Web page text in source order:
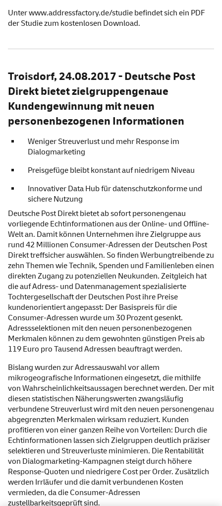
Unterwww.addressfactory.de/studie befindet sich ein PDF
der Studie zum kostenlosen Download.
Troisdorf, 24.08.2017 - Deutsche Post
Direkt bietet zielgruppengenaue
Kundengewinnung mit neuen
personenbezogenen Informationen
Weniger Streuverlust und mehr Response im
Dialogmarketing
Preisgefüge bleibt konstant auf niedrigem Niveau
Innovativer Data Hub für datenschutzkonforme und
sichere Nutzung
Deutsche Post Direkt bietet ab sofort personengenau
vorliegende Echtinformationen aus der Online- und Offline-
Welt an. Damit können Unternehmen ihre Zielgruppe aus
rund 42 Millionen Consumer-Adressen der Deutschen Post
Direkt treffsicher auswählen. So finden Werbungtreibende zu
zehn Themen wie Technik, Spenden und Familienleben einen
direkten Zugang zu potenziellen Neukunden. Zeitgleich hat
die auf Adress- und Datenmanagement spezialisierte
Tochtergesellschaft der Deutschen Post ihre Preise
kundenorientiert angepasst: Der Basispreis für die
Consumer-Adressen wurde um 30 Prozent gesenkt.
Adressselektionen mit den neuen personenbezogenen
Merkmalen können zu dem gewohnten günstigen Preis ab
119 Euro pro Tausend Adressen beauftragt werden.
Bislang wurden zur Adressauswahl vor allem
mikrogeografische Informationen eingesetzt, die mithilfe
von Wahrscheinlichkeitsaussagen berechnet werden. Der mit
diesen statistischen Näherungswerten zwangsläufig
verbundene Streuverlust wird mit den neuen personengenau
abgegrenzten Merkmalen wirksam reduziert. Kunden
profitieren von einer ganzen Reihe von Vorteilen: Durch die
Echtinformationen lassen sich Zielgruppen deutlich präziser
selektieren und Streuverluste minimieren. Die Rentabilität
von Dialogmarketing-Kampagnen steigt durch höhere
Response-Quoten und niedrigere Cost per Order. Zusätzlich
werden Irrläufer und die damit verbundenen Kosten
vermieden, da die Consumer-Adressen
zustellbarkeitsgeprüft sind.